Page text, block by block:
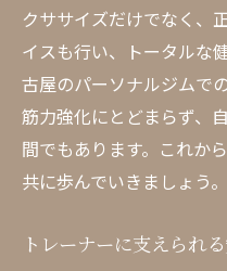
クササイズだけでなく、
イスも行い、トータルな
古屋のパーソナルジムで
筋力強化にとどまらず、
間でもあります。これか
共に歩んでいきましょう。
トレーナーに支えられ